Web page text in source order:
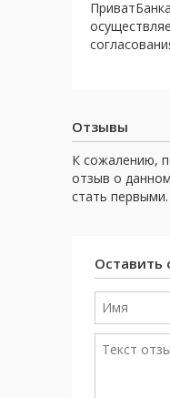
Отзывы
К сожалению,
отзыв о
стать первыми.
Оставить